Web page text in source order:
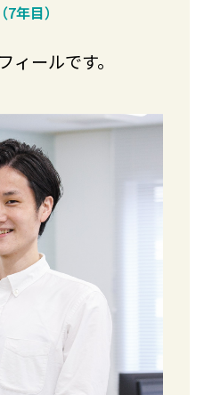
年目）
ールです。